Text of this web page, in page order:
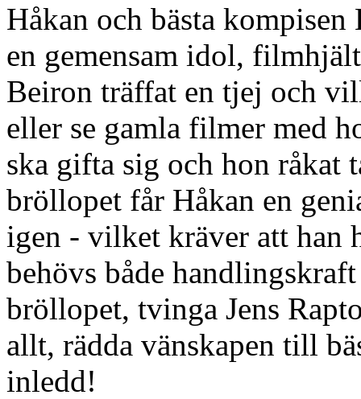
Håkan och bästa
en gemensam idol,
Beiron träffat en tjej och
eller se gamla filmer med
ska gifta sig och hon råkat
bröllopet får Håkan en
igen - vilket kräver att han
behövs både
bröllopet, tvinga Jens
allt, rädda vänskapen till
inledd!